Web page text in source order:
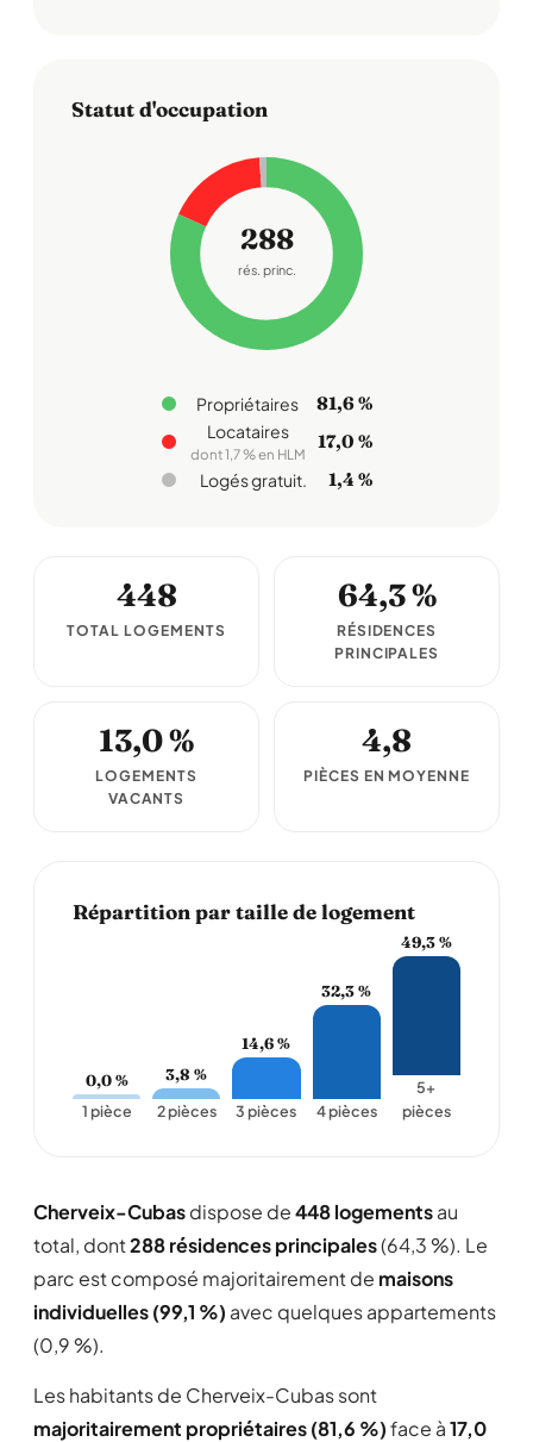
Statut d'occupation
288
rés. princ.
Propriétaires 81,6 %
Locataires
dont 1,7 % en HLM
17,0 %
Logés gratuit. 1,4 %
448
TOTAL LOGEMENTS
64,3 %
RÉSIDENCES
PRINCIPALES
13,0 %
LOGEMENTS
VACANTS
4,8
PIÈCES EN MOYENNE
Répartition par taille de logement
0,0 %
1 pièce
3,8 %
2 pièces
14,6 %
3 pièces
32,3 %
4 pièces
49,3 %
5+
pièces
Cherveix-Cubasdispose de448 logementsau
total, dont288 résidences principales(64,3 %). Le
parc est composé majoritairement de maisons
individuelles (99,1 %) avec quelques appartements
(0,9 %).
Les habitants de Cherveix-Cubas sont
majoritairement propriétaires (81,6 %)face à17,0